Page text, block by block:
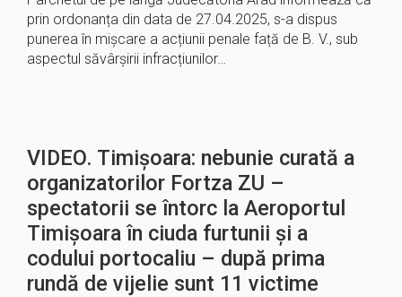
prin ordonanța din data de 27.04.2025, s-a dispus
punerea în mișcare a acțiunii penale față de B. V., sub
aspectul săvârșirii infracțiunilor…
VIDEO. Timișoara: nebunie curată a
organizatorilor Fortza ZU –
spectatorii se întorc la Aeroportul
Timișoara în ciuda furtunii și a
codului portocaliu – după prima
rundă de vijelie sunt 11 victime